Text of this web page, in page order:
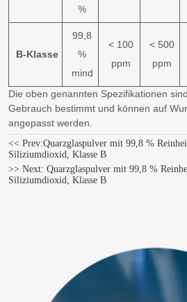
%
B-Klasse
99,8
%
mind
< 100
ppm
< 500
ppm
Die oben genannten Spezifikationen
Gebrauch bestimmt und können auf
angepasst werden.
<< Prev:Quarzglaspulver mit 99,8 %
Siliziumdioxid, Klasse B
>> Next:Quarzglaspulver mit 99,8 %
Siliziumdioxid, Klasse B